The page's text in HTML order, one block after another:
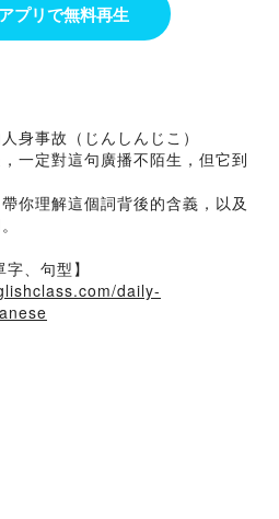
プリで無料再生
身事故（じんしんじこ）
一定對這句廣播不陌生，但它到
你理解這個詞背後的含義，以及
、句型】
daily-